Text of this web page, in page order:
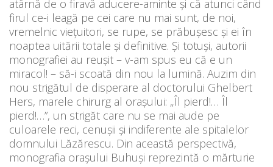
atârnă de o firavă aducere-aminte și că atunci când
firul ce-i leagă pe cei care nu mai sunt, de noi,
vremelnic viețuitori, se rupe, se prăbușesc și ei în
noaptea uitării totale și definitive. Și totuși, autorii
monografiei au reușit – v-am spus eu că e un
miracol! – să-i scoată din nou la lumină. Auzim din
nou strigătul de disperare al doctorului Ghelbert
Hers, marele chirurg al orașului: „Îl pierd!… Îl
pierd!…”, un strigăt care nu se mai aude pe
culoarele reci, cenușii și indiferente ale spitalelor
domnului Lăzărescu. Din această perspectivă,
monografia orașului Buhuși reprezintă o mărturie